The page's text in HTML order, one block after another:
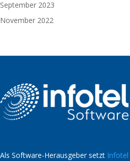
September 2023
November 2022
Als Software-Herausgeber setzt Infotel